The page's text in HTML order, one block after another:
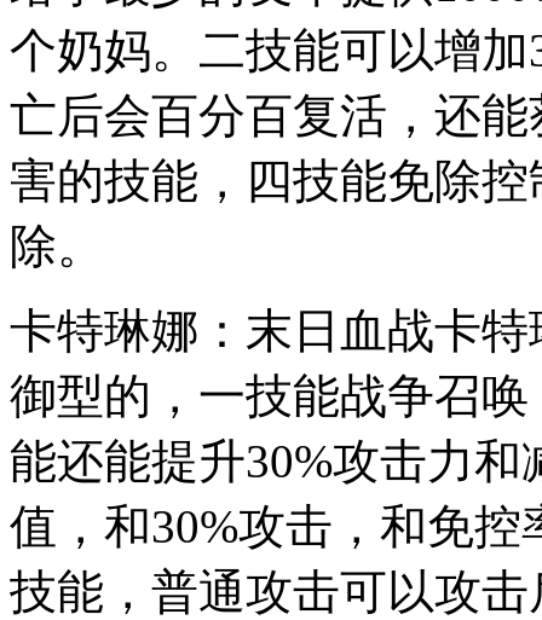
个奶妈。二技能可以增
亡后会百分百复活，还
害的技能，四技能免除
除。
卡特琳娜：末日血战卡
御型的，一技能战争召
能还能提升30%攻击力
值，和30%攻击，和免
技能，普通攻击可以攻